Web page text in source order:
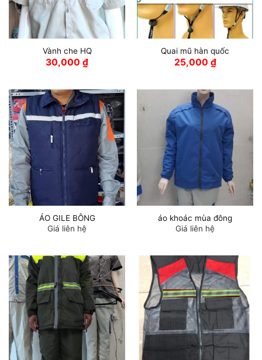
Vành che HQ
30,000 ₫
Quai mũ hàn quốc
25,000 ₫
ÁO GILE BÔNG
Giá liên hệ
áo khoác mùa đông
Giá liên hệ